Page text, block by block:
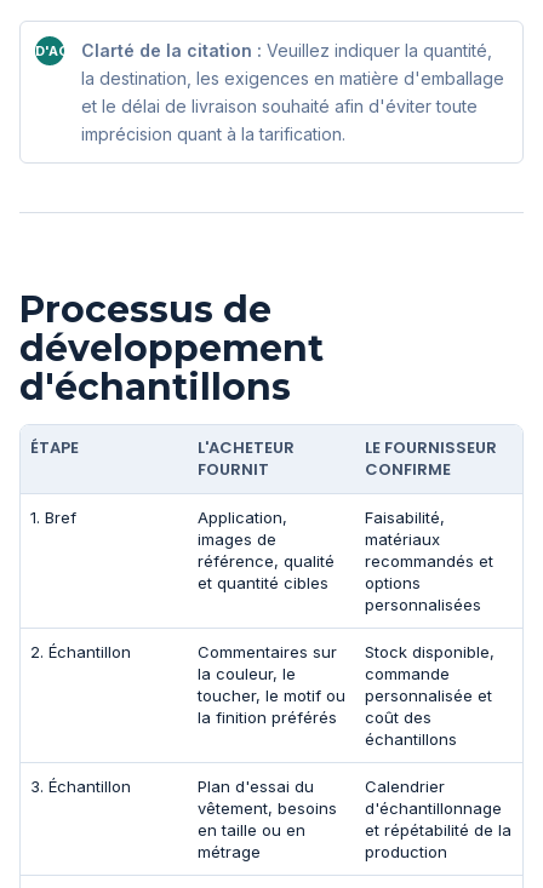
D'ACCORDClarté de la citation : Veuillez indiquer la quantité,
la destination, les exigences en matière d'emballage
et le délai de livraison souhaité afin d'éviter toute
imprécision quant à la tarification.
Processus de
développement
d'échantillons
ÉTAPE
L'ACHETEUR
FOURNIT
LE FOURNISSEUR
CONFIRME
1. Bref
Application,
images de
référence, qualité
et quantité cibles
Faisabilité,
matériaux
recommandés et
options
personnalisées
2. Échantillon
Commentaires sur
la couleur, le
toucher, le motif ou
la finition préférés
Stock disponible,
commande
personnalisée et
coût des
échantillons
3. Échantillon
Plan d'essai du
vêtement, besoins
en taille ou en
métrage
Calendrier
d'échantillonnage
et répétabilité de la
production